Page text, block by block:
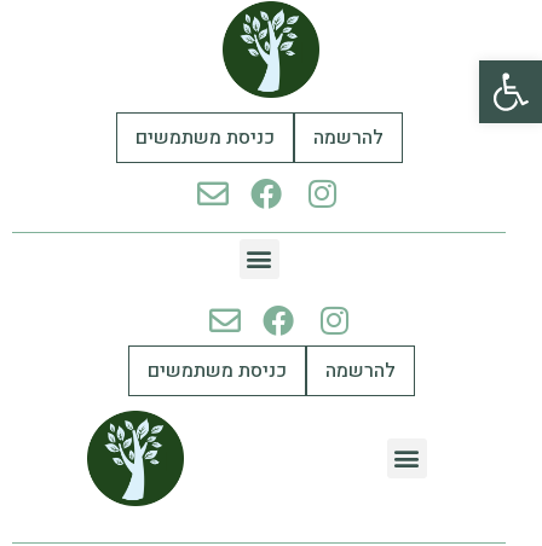
פתח סרגל נגישות
להרשמה כניסת משתמשים
להרשמה כניסת משתמשים